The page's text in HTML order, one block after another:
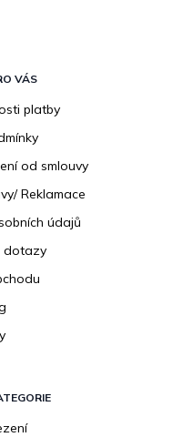
VÁS
platby
od smlouvy
Reklamace
údajů
dotazy